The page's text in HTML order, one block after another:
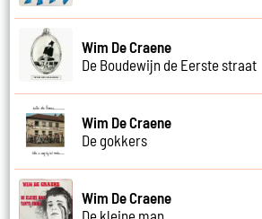
Wim De Craene
De Boudewijn de Eerste straat
Wim De Craene
De gokkers
Wim De Craene